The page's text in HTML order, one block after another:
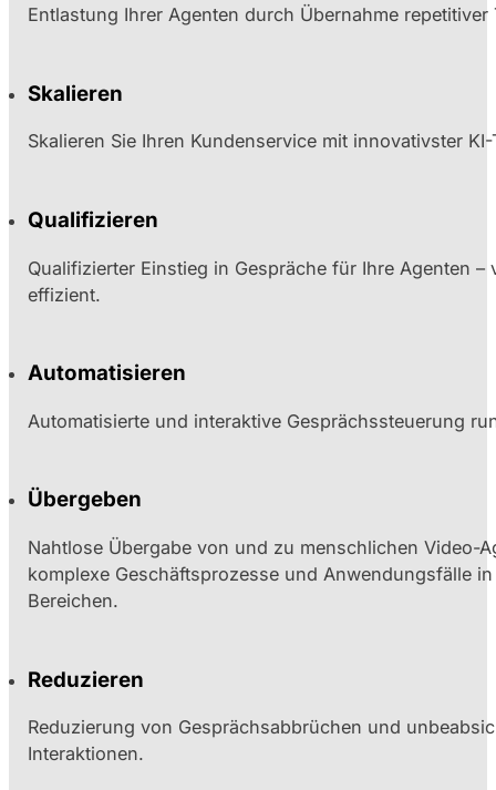
Entlastung Ihrer Agenten durch Übernahme repetitiver
Skalieren
Skalieren Sie Ihren Kundenservice mit innovativster
Qualifizieren
Qualifizierter Einstieg in Gespräche für Ihre Agenten –
effizient.
Automatisieren
Automatisierte und interaktive Gesprächssteuerung
Übergeben
Nahtlose Übergabe von und zu menschlichen Video-
komplexe Geschäftsprozesse und Anwendungsfälle
Bereichen.
Reduzieren
Reduzierung von Gesprächsabbrüchen und
Interaktionen.